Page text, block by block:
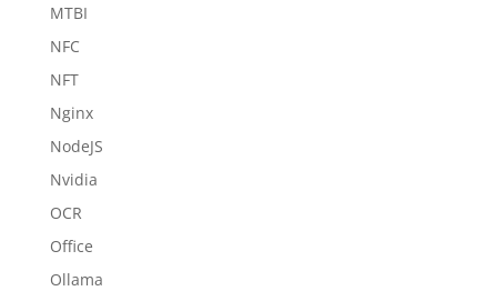
MTBI
NFC
NFT
Nginx
NodeJS
Nvidia
OCR
Office
Ollama